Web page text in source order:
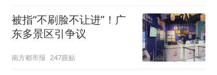
被指“不刷脸不让进”！广
东多景区引争议
南方都市报 247跟贴